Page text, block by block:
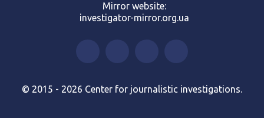
Mirror website:
investigator-mirror.org.ua
© 2015 - 2026 Center for journalistic investigations.